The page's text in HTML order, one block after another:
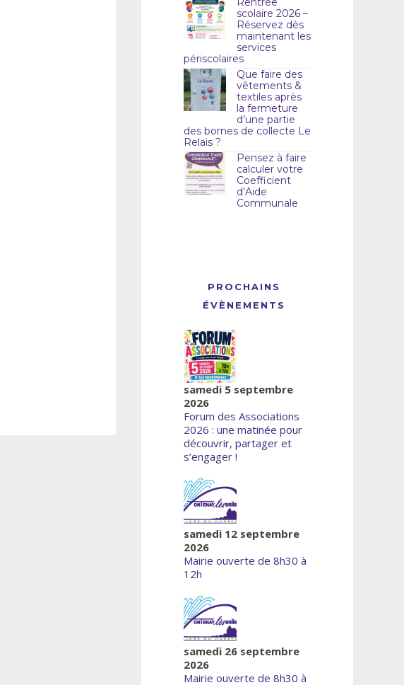
scolaire 2026 –
Réservez dès
maintenant les
services
périscolaires
Que faire des
vêtements &
textiles après
la fermeture
d’une partie
des bornes de collecte Le
Relais ?
Pensez à faire
calculer votre
Coefficient
d’Aide
Communale
PROCHAINS
ÉVÈNEMENTS
samedi 5 septembre
2026
Forum des Associations
2026 : une matinée pour
découvrir, partager et
s’engager !
samedi 12 septembre
2026
Mairie ouverte de 8h30 à
12h
samedi 26 septembre
2026
Mairie ouverte de 8h30 à